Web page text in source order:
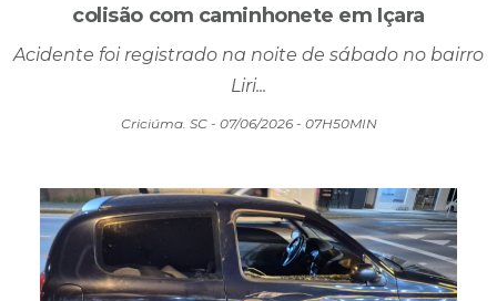
Liri...
Criciúma. SC - 07/06/2026 - 07H50MIN